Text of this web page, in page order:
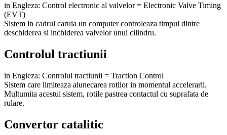
in Engleza: Control electronic al valvelor = Electronic Valve Timing
(EVT)
Sistem in cadrul caruia un computer controleaza timpul dintre
deschiderea si inchiderea valvelor unui cilindru.
Controlul tractiunii
in Engleza: Controlul tractiunii = Traction Control
Sistem care limiteaza alunecarea rotilor in momentul accelerarii.
Multumita acestui sistem, rotile pastrea contactul cu suprafata de
rulare.
Convertor catalitic